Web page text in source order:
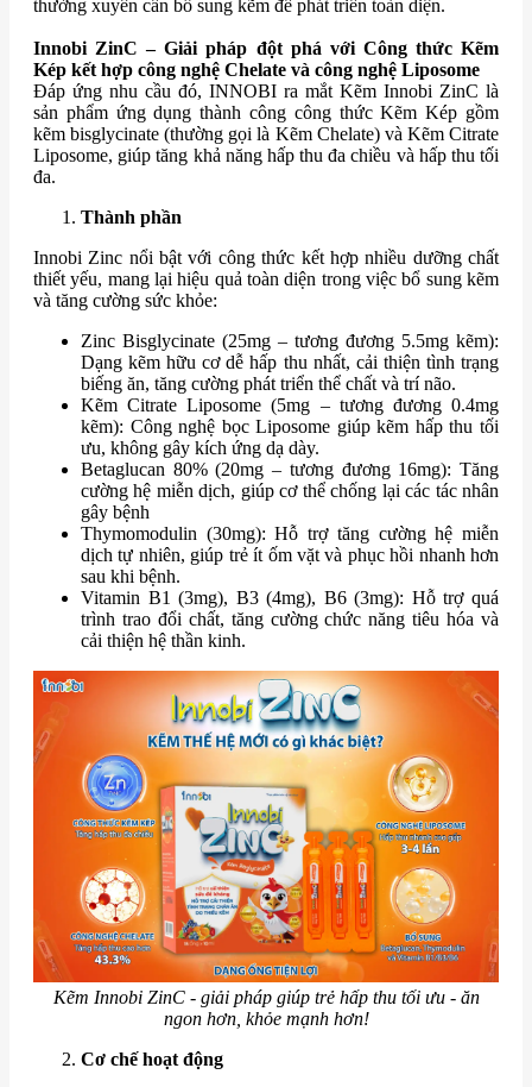
thường xuyên cần bổ sung kẽm để phát triển toàn diện.
Innobi ZinC – Giải pháp đột phá với Công thức Kẽm
Kép kết hợp công nghệ Chelate và công nghệ Liposome
Đáp ứng nhu cầu đó, INNOBI ra mắt Kẽm Innobi ZinC là
sản phẩm ứng dụng thành công công thức Kẽm Kép gồm
kẽm bisglycinate (thường gọi là Kẽm Chelate) và Kẽm Citrate
Liposome, giúp tăng khả năng hấp thu đa chiều và hấp thu tối
đa.
Thành phần
Innobi Zinc nổi bật với công thức kết hợp nhiều dưỡng chất
thiết yếu, mang lại hiệu quả toàn diện trong việc bổ sung kẽm
và tăng cường sức khỏe:
Zinc Bisglycinate (25mg – tương đương 5.5mg kẽm):
Dạng kẽm hữu cơ dễ hấp thu nhất, cải thiện tình trạng
biếng ăn, tăng cường phát triển thể chất và trí não.
Kẽm Citrate Liposome (5mg – tương đương 0.4mg
kẽm): Công nghệ bọc Liposome giúp kẽm hấp thu tối
ưu, không gây kích ứng dạ dày.
Betaglucan 80% (20mg – tương đương 16mg): Tăng
cường hệ miễn dịch, giúp cơ thể chống lại các tác nhân
gây bệnh
Thymomodulin (30mg): Hỗ trợ tăng cường hệ miễn
dịch tự nhiên, giúp trẻ ít ốm vặt và phục hồi nhanh hơn
sau khi bệnh.
Vitamin B1 (3mg), B3 (4mg), B6 (3mg): Hỗ trợ quá
trình trao đổi chất, tăng cường chức năng tiêu hóa và
cải thiện hệ thần kinh.
Kẽm Innobi ZinC - giải pháp giúp trẻ hấp thu tối ưu - ăn
ngon hơn, khỏe mạnh hơn!
Cơ chế hoạt động